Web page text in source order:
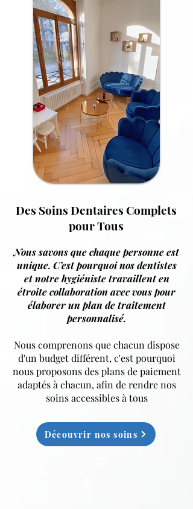
Des Soins Dentaires Complets
pour Tous
Nous savons que chaque personne est
unique. C’est pourquoi nos dentistes
et notre hygiéniste travaillent en
étroite collaboration avec vous pour
élaborer un plan de traitement
personnalisé.
Nous comprenons que chacun dispose
d'un budget différent, c'est pourquoi
nous proposons des plans de paiement
adaptés à chacun, afin de rendre nos
soins accessibles à tous
Découvrir nos soins